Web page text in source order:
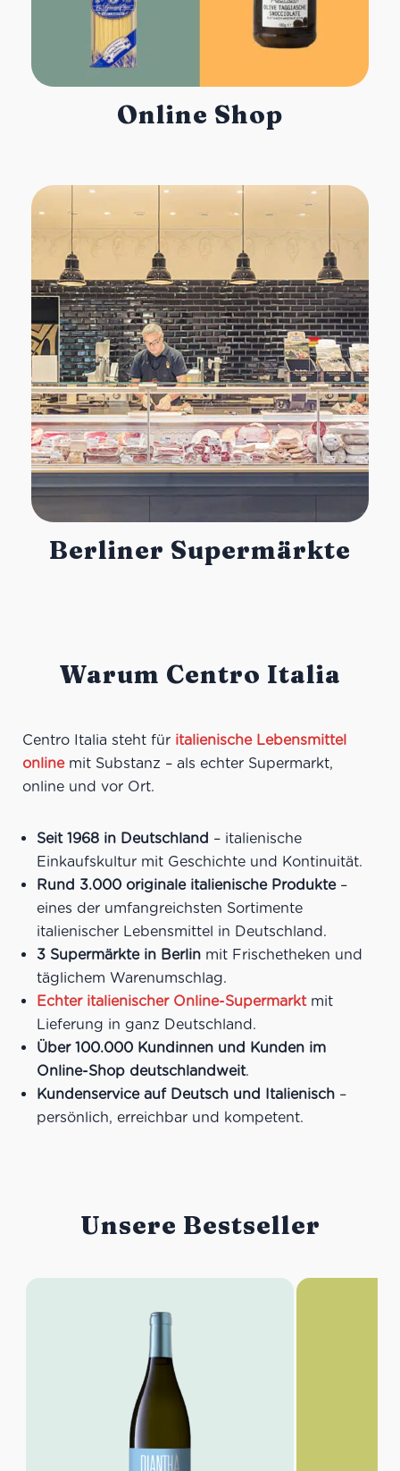
Online Shop
Berliner Supermärkte
Warum Centro Italia
Centro Italia steht für italienische Lebensmittel
onlinemit Substanz – als echter Supermarkt,
online und vor Ort.
Seit 1968 in Deutschland – italienische
Einkaufskultur mit Geschichte und Kontinuität.
Rund 3.000 originale italienische Produkte–
eines der umfangreichsten Sortimente
italienischer Lebensmittel in Deutschland.
3 Supermärkte in Berlin mit Frischetheken und
täglichem Warenumschlag.
Echter italienischer Online-Supermarktmit
Lieferung in ganz Deutschland.
Über 100.000 Kundinnen und Kunden im
Online-Shop deutschlandweit.
Kundenservice auf Deutsch und Italienisch –
persönlich, erreichbar und kompetent.
Unsere Bestseller